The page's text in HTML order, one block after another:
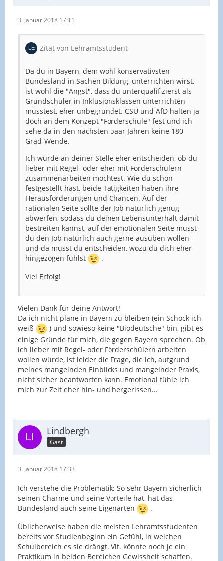
3. Januar 2018 17:11
Zitat von Lehramtsstudent
Da du in Bayern, dem wohl konservativsten
Bundesland in Sachen Bildung, unterrichten wirst,
ist wohl die "Angst", dass du unterqualifizierst als
Grundschüler in Inklusionsklassen unterrichten
müsstest, eher unbegründet. CSU und AfD halten ja
doch an dem Konzept "Förderschule" fest und ich
sehe da in den nächsten paar Jahren keine 180
Grad-Wende.
Ich würde an deiner Stelle eher entscheiden, ob du
lieber mit Regel- oder eher mit Förderschülern
zusammenarbeiten möchtest. Wie du schon
festgestellt hast, beide Tätigkeiten haben ihre
Herausforderungen und Chancen. Auf der
rationalen Seite sollte der Job natürlich genug
abwerfen, sodass du deinen Lebensunterhalt damit
bestreiten kannst, auf der emotionalen Seite musst
du den Job natürlich auch gerne ausüben wollen -
und da musst du entscheiden, wozu du dich eher
hingezogen fühlst
.
Viel Erfolg!
Vielen Dank für deine Antwort!
Da ich nicht plane in Bayern zu bleiben (ein Schock ich
weiß
) und sowieso keine "Biodeutsche" bin, gibt es
einige Gründe für mich, die gegen Bayern sprechen. Ob
ich lieber mit Regel- oder Förderschülern arbeiten
wollen würde, ist leider die Frage, die ich, aufgrund
meines mangelnden Einblicks und mangelnder Praxis,
nicht sicher beantworten kann. Emotional fühle ich
mich zur Zeit eher hin- und hergerissen...
Lindbergh
Gast
3. Januar 2018 17:33
Ich verstehe die Problematik: So sehr Bayern sicherlich
seinen Charme und seine Vorteile hat, hat das
Bundesland auch seine Eigenarten
.
Üblicherweise haben die meisten Lehramtsstudenten
bereits vor Studienbeginn ein Gefühl, in welchen
Schulbereich es sie drängt. Vlt. könnte noch je ein
Praktikum in beiden Bereichen Gewissheit schaffen.